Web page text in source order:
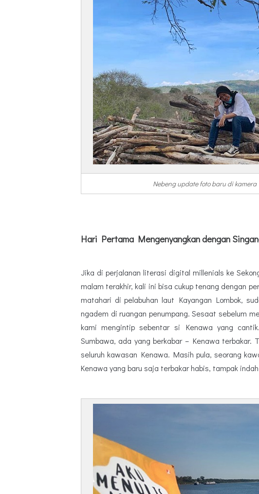
Nebeng update foto baru di
Hari Pertama Mengenyangkan dengan
Jika di perjalanan literasi digital millenials ke
malam terakhir, kali ini bisa cukup tenang dengan
matahari di pelabuhan laut Kayangan Lombok,
ngadem di ruangan penumpang. Sesaat sebelum
kami mengintip sebentar si Kenawa yang
Sumbawa, ada yang berkabar – Kenawa terbakar.
seluruh kawasan Kenawa. Masih pula, seorang
Kenawa yang baru saja terbakar habis, tampak